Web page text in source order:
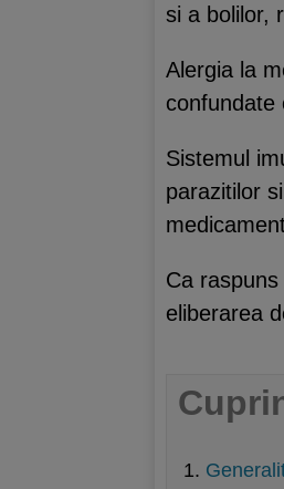
si a bolilor,
Alergia la
confundate
Sistemul
parazitilor
Ca
eliberarea